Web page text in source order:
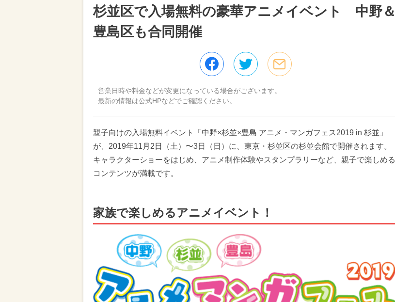
杉並区で入場無料の豪華アニメイベント 中野＆
豊島区も合同開催
営業日時や料金などが変更になっている場合がございます。
最新の情報は公式HPなどでご確認ください。
親子向けの入場無料イベント「中野×杉並×豊島 アニメ・マンガフェス2019 in 杉並」
が、2019年11月2日（土）〜3日（日）に、東京・杉並区の杉並会館で開催されます。
キャラクターショーをはじめ、アニメ制作体験やスタンプラリーなど、親子で楽しめる
コンテンツが満載です。
家族で楽しめるアニメイベント！